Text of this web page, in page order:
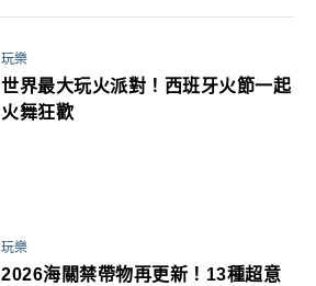
玩樂
世界最大玩火派對！西班牙火節一起
火舞狂歡
玩樂
2026海關禁帶物再更新！13種超意